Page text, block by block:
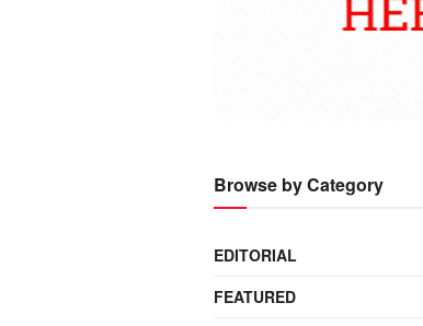
Browse by Category
EDITORIAL
FEATURED